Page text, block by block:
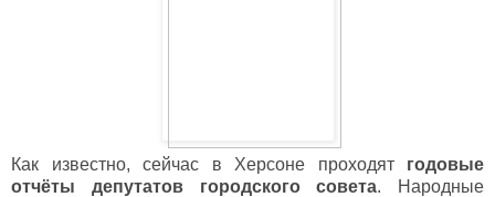
Как известно, сейчас в Херсоне проходят годовые
отчёты депутатов городского совета. Народные